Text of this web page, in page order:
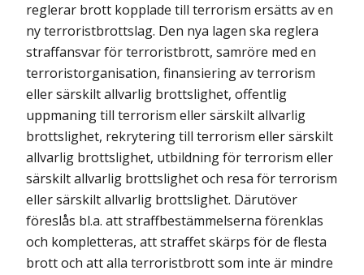
reglerar brott kopplade till terrorism ersätts av en
ny terroristbrottslag. Den nya lagen ska reglera
straffansvar för terroristbrott, samröre med en
terrorist­organisation, finansiering av terrorism
eller särskilt allvarlig brottslighet, offentlig
uppmaning till terrorism eller särskilt allvarlig
brottslighet, rekrytering till terrorism eller särskilt
allvarlig brottslighet, utbildning för terrorism eller
särskilt allvarlig brottslighet och resa för terrorism
eller särskilt allvarlig brottslighet. Därutöver
föreslås bl.a. att straffbestämmelserna förenklas
och kompletteras, att straffet skärps för de flesta
brott och att alla terroristbrott som inte är mindre